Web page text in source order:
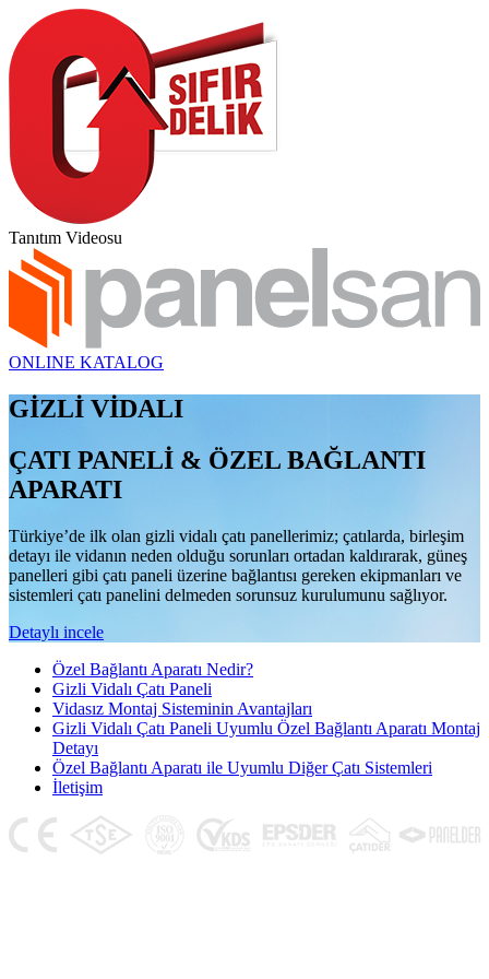
Tanıtım Videosu
ONLINE KATALOG
GİZLİ VİDALI
ÇATI PANELİ & ÖZEL BAĞLANTI
APARATI
Türkiye’de ilk olan gizli vidalı çatı panellerimiz; çatılarda, birleşim
detayı ile vidanın neden olduğu sorunları ortadan kaldırarak, güneş
panelleri gibi çatı paneli üzerine bağlantısı gereken ekipmanları ve
sistemleri çatı panelini delmeden sorunsuz kurulumunu sağlıyor.
Detaylı incele
Özel Bağlantı Aparatı Nedir?
Gizli Vidalı Çatı Paneli
Vidasız Montaj Sisteminin Avantajları
Gizli Vidalı Çatı Paneli Uyumlu Özel Bağlantı Aparatı Montaj
Detayı
Özel Bağlantı Aparatı ile Uyumlu Diğer Çatı Sistemleri
İletişim